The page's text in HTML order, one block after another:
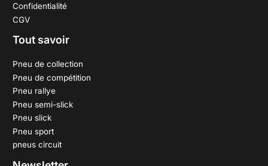
Confidentialité
CGV
Tout savoir
Pneu de collection
Pneu de compétition
Pneu rallye
Pneu semi-slick
Pneu slick
Pneu sport
pneus circuit